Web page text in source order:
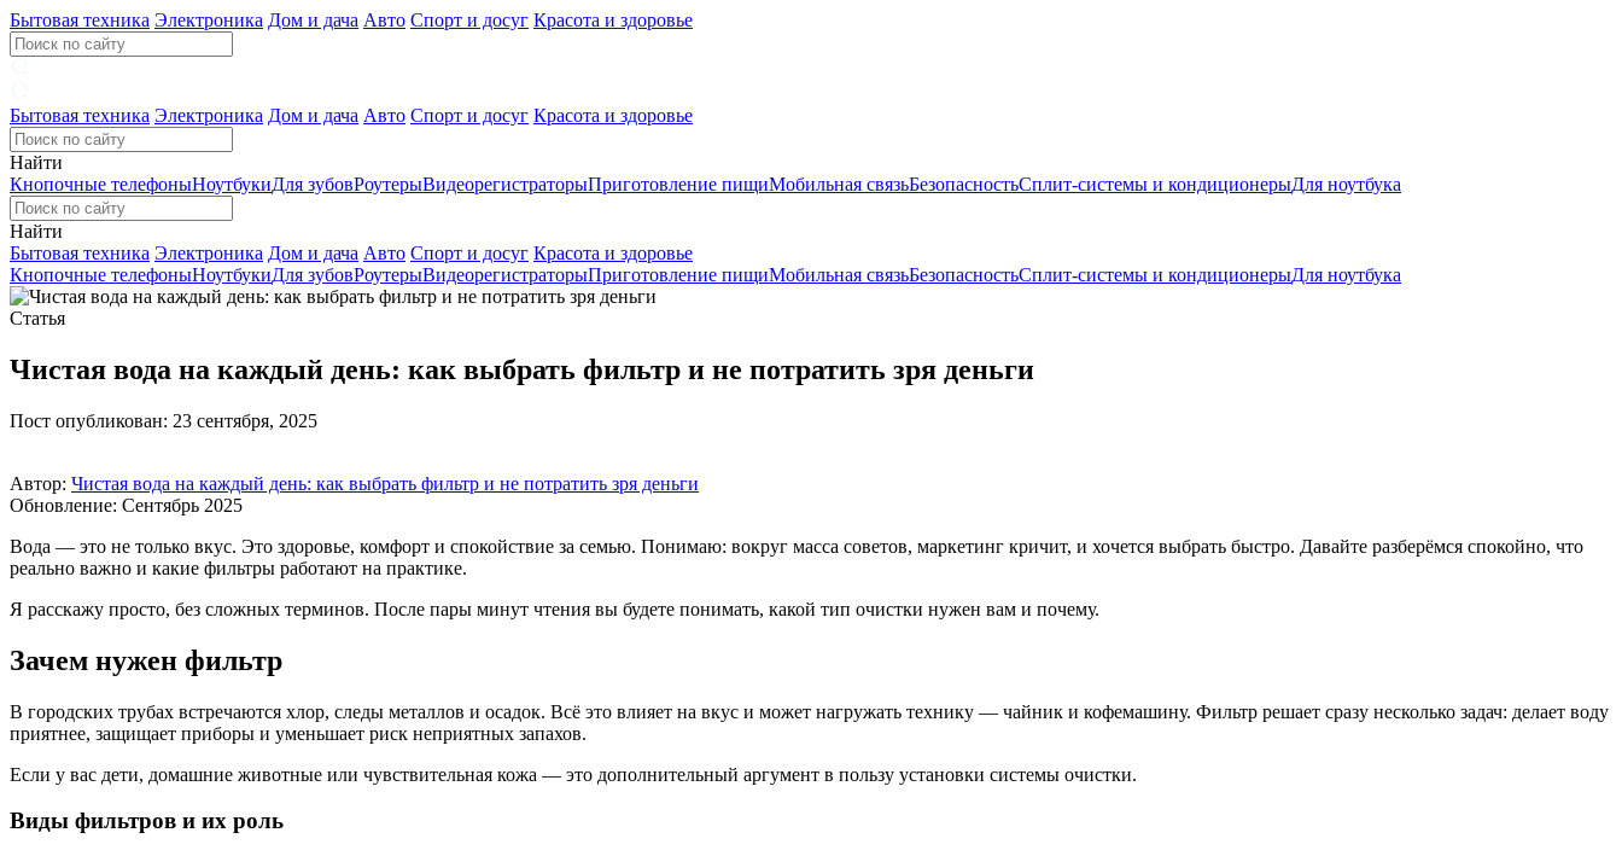
Бытовая техника Электроника Дом и дача Авто Спорт и досуг Красота и здоровье
Бытовая техника Электроника Дом и дача Авто Спорт и досуг Красота и здоровье
Найти
Кнопочные телефоныНоутбукиДля зубовРоутерыВидеорегистраторыПриготовление пищиМобильная связьБезопасностьСплит-системы и кондиционерыДля ноутбука
Найти
Бытовая техника Электроника Дом и дача Авто Спорт и досуг Красота и здоровье
Кнопочные телефоныНоутбукиДля зубовРоутерыВидеорегистраторыПриготовление пищиМобильная связьБезопасностьСплит-системы и кондиционерыДля ноутбука
Статья
Чистая вода на каждый день: как выбрать фильтр и не потратить зря деньги
Пост опубликован: 23 сентября, 2025
Автор: Чистая вода на каждый день: как выбрать фильтр и не потратить зря деньги
Обновление: Сентябрь 2025
Вода — это не только вкус. Это здоровье, комфорт и спокойствие за семью. Понимаю: вокруг масса советов, маркетинг кричит, и хочется выбрать быстро. Давайте разберёмся спокойно, что
реально важно и какие фильтры работают на практике.
Я расскажу просто, без сложных терминов. После пары минут чтения вы будете понимать, какой тип очистки нужен вам и почему.
Зачем нужен фильтр
В городских трубах встречаются хлор, следы металлов и осадок. Всё это влияет на вкус и может нагружать технику — чайник и кофемашину. Фильтр решает сразу несколько задач: делает воду
приятнее, защищает приборы и уменьшает риск неприятных запахов.
Если у вас дети, домашние животные или чувствительная кожа — это дополнительный аргумент в пользу установки системы очистки.
Виды фильтров и их роль